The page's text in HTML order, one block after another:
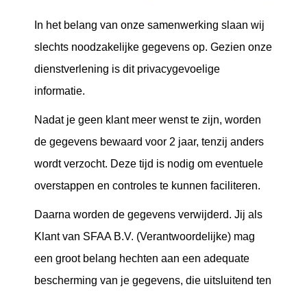
In het belang van onze samenwerking slaan wij
slechts noodzakelijke gegevens op. Gezien onze
dienstverlening is dit privacygevoelige
informatie.
Nadat je geen klant meer wenst te zijn, worden
de gegevens bewaard voor 2 jaar, tenzij anders
wordt verzocht. Deze tijd is nodig om eventuele
overstappen en controles te kunnen faciliteren.
Daarna worden de gegevens verwijderd. Jij als
Klant van SFAA B.V. (Verantwoordelijke) mag
een groot belang hechten aan een adequate
bescherming van je gegevens, die uitsluitend ten